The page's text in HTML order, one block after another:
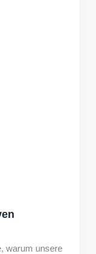
warum unsere